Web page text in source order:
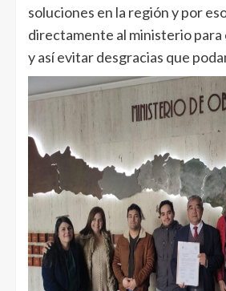
soluciones en la región y por
directamente al ministerio para
y así evitar desgracias que